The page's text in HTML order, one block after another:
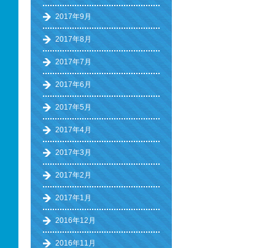
2017年9月
2017年8月
2017年7月
2017年6月
2017年5月
2017年4月
2017年3月
2017年2月
2017年1月
2016年12月
2016年11月